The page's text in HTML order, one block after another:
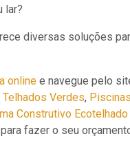
lar?
diversas soluções
online e navegue pelo
Telhados Verdes,
Construtivo Ecotelhado
para fazer o seu